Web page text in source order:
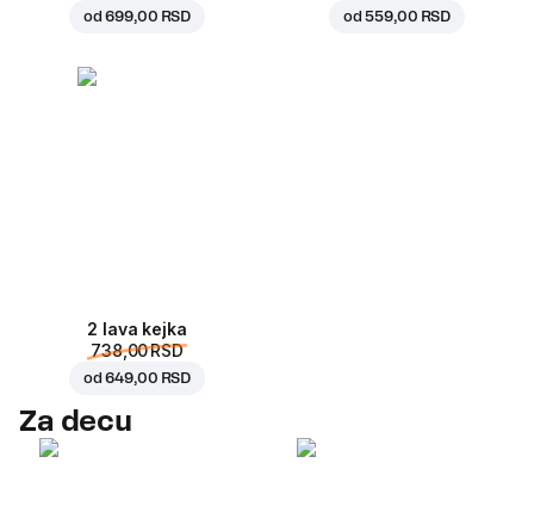
od699,00 RSD od559,00 RSD
2 lava kejka
738,00 RSD
od649,00 RSD
Za decu